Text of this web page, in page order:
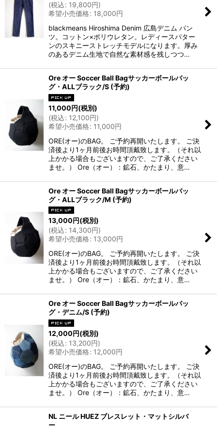
(税込: 19,800円)
希望小売価格: 18,000円
blackmeans Hiroshima Denim 広島デニム パン
ツ。コットン×ポリウレタン。レディースパター
ンのスキニーストレッチモデルになります。厚み
のあるデニム生地で自然な素材感を残しつつ…
Ore オー Soccer Ball Bagサッカーボールバッ
グ・ALLブラック/S (予約)
11,000円(税別)
(税込: 12,100円)
希望小売価格: 11,000円
ORE(オー)のBAG。 ご予約再開いたします。 ご決
済後より1ヶ月前後お時間頂戴致します。（それ以
上かかる場合もございますので、ご了承ください
ませ。） Ore（オー）：鉱石、かたまり、意…
Ore オー Soccer Ball Bagサッカーボールバッ
グ・ALLブラック/M (予約)
13,000円(税別)
(税込: 14,300円)
希望小売価格: 13,000円
ORE(オー)のBAG。 ご予約再開いたします。 ご決
済後より1ヶ月前後お時間頂戴致します。（それ以
上かかる場合もございますので、ご了承ください
ませ。） Ore（オー）：鉱石、かたまり、意…
Ore オー Soccer Ball Bagサッカーボールバッ
グ・デニム/S (予約)
12,000円(税別)
(税込: 13,200円)
希望小売価格: 12,000円
ORE(オー)のBAG。 ご予約再開いたします。 ご決
済後より1ヶ月前後お時間頂戴致します。（それ以
上かかる場合もございますので、ご了承ください
ませ。） Ore（オー）：鉱石、かたまり、意…
NL ニール HUEZ ブレスレット・マットシルバ
ー